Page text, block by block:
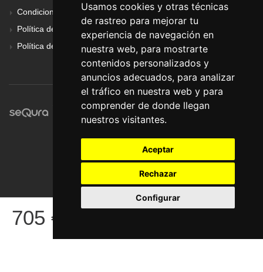
Usamos cookies y otras técnicas
de rastreo para mejorar tu
experiencia de navegación en
nuestra web, para mostrarte
contenidos personalizados y
anuncios adecuados, para analizar
el tráfico en nuestra web y para
comprender de donde llegan
nuestros visitantes.
Aceptar
Rechazar
Configurar
705 €
Condiciones Generales
Política de Cookies
Política de Privacidad
© Pronorte Sonido SL. Todos los derechos reservados.